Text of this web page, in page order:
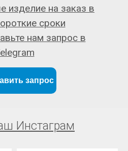
запрос
изделие на заказ в
сроки
нам запрос в
Инстаграм